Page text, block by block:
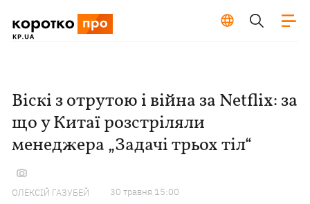
Віскі з отрутою і війна за Netflix: за
що у Китаї розстріляли
менеджера „Задачі трьох тіл“
ОЛЕКСІЙ ГАЗУБЕЙ 30 травня 15:00